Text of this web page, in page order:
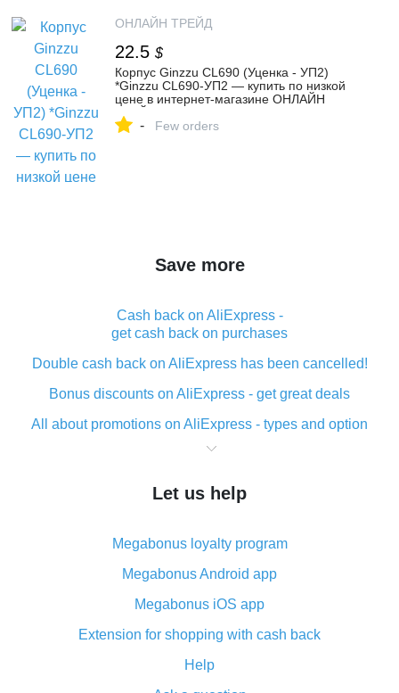
ОНЛАЙН ТРЕЙД
22.5 $
Корпус Ginzzu CL690 (Уценка - УП2)
*Ginzzu CL690-УП2 — купить по низкой
цене в интернет-магазине ОНЛАЙН
- Few orders
Save more
Cash back on AliExpress -
get cash back on purchases
Double cash back on AliExpress has been cancelled!
Bonus discounts on AliExpress - get great deals
All about promotions on AliExpress - types and option
What is cash back when making purchases on
The best place to download cash back for AliExpress
What is the AliExpress cash back plugin and what are
its advantages
Cash back from the AliExpress mobile app -
advantages of the plugin
Double cash back on AliExpress has been cancelled!
How to use cash back on AliExpress - short manual
Let us help
Megabonus loyalty program
Megabonus Android app
Megabonus iOS app
Extension for shopping with cash back
Help